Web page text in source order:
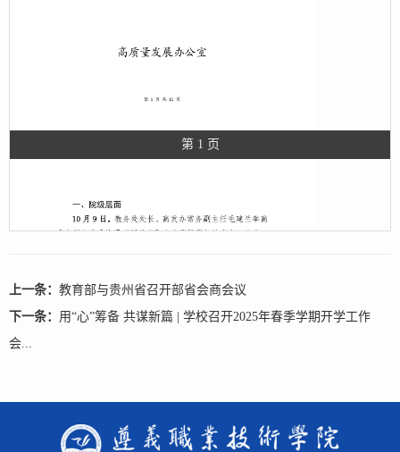
第 1 页
上一条： 教育部与贵州省召开部省会商会议
下一条： 用“心”筹备 共谋新篇 | 学校召开2025年春季学期开学工作
会...